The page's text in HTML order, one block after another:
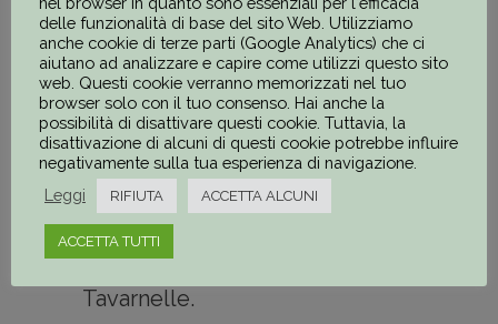
occasione della celebrazione
ufficiale dell’80° anniversario
dell’Eccidio del Montemaggio;
Concerto delle bande musicali
di Marcialla (Barberino
Tavarnelle) e Poggibonsi
nell’occasione della liberazione
del territorio di Barberino
Tavarnelle.
delle funzionalità di base del sito Web. Utilizziamo
anche cookie di terze parti (Google Analytics) che ci
aiutano ad analizzare e capire come utilizzi questo sito
web. Questi cookie verranno memorizzati nel tuo
browser solo con il tuo consenso. Hai anche la
possibilità di disattivare questi cookie. Tuttavia, la
disattivazione di alcuni di questi cookie potrebbe influire
negativamente sulla tua esperienza di navigazione.
Leggi
RIFIUTA ACCETTA ALCUNI
ACCETTA TUTTI